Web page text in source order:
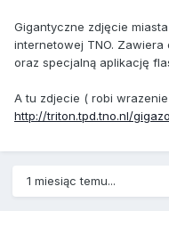
Gigantyczne zdjęcie
internetowej TNO.
oraz specjalną aplikację
A tu zdjecie ( robi
http://triton.tpd.tno.nl/
1 miesiąc temu...